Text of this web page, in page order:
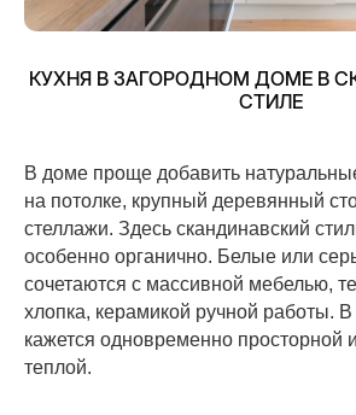
КУХНЯ В ЗАГОРОДНОМ ДОМЕ В
СТИЛЕ
В доме проще добавить
на потолке, крупный деревянный
стеллажи. Здесь скандинавский
особенно органично. Белые или
сочетаются с массивной мебелью,
хлопка, керамикой ручной работы. В
кажется одновременно
теплой.